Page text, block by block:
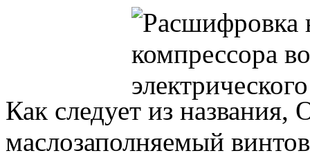
Как следует из названия,
маслозаполняемый